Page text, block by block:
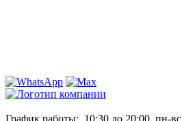
График работы: 10:30 до 20:00, пн-вс